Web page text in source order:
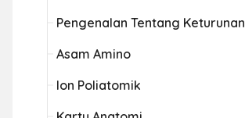
Pengenalan Tentang Keturunan
Asam Amino
Ion Poliatomik